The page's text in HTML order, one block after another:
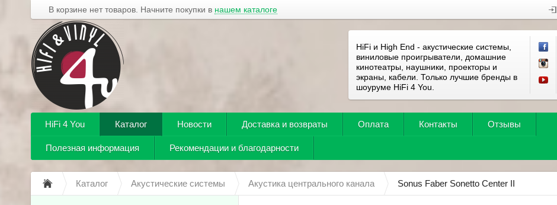
В корзине нет товаров. Начните покупки в нашем каталоге
HiFi и High End - акустические системы,
виниловые проигрыватели, домашние
кинотеатры, наушники, проекторы и
экраны, кабели. Только лучшие бренды в
шоуруме HiFi 4 You.
HiFi 4 You Каталог Новости Доставка и возвраты Оплата Контакты Отзывы
Полезная информация Рекомендации и благодарности
Каталог Акустические системы Акустика центрального канала Sonus Faber Sonetto Center II